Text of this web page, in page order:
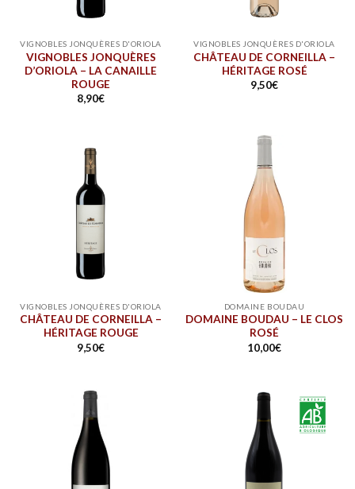
VIGNOBLES JONQUÈRES D'ORIOLA
VIGNOBLES JONQUÈRES
D’ORIOLA – LA CANAILLE
ROUGE
8,90€
VIGNOBLES JONQUÈRES D'ORIOLA
CHÂTEAU DE CORNEILLA –
HÉRITAGE ROSÉ
9,50€
VIGNOBLES JONQUÈRES D'ORIOLA
CHÂTEAU DE CORNEILLA –
HÉRITAGE ROUGE
9,50€
DOMAINE BOUDAU
DOMAINE BOUDAU – LE CLOS
ROSÉ
10,00€